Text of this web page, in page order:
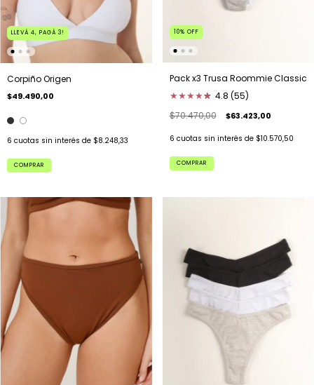
LLEVÁ 4, PAGÁ 3!
Corpiño Origen
$49.490,00
6 cuotas sin interés de $8.248,33
COMPRAR
10% OFF
Pack x3 Trusa Roommie Classic
★★★★★
★ 4.8 (55)
$70.470,00
$63.423,00
6 cuotas sin interés de $10.570,50
COMPRAR